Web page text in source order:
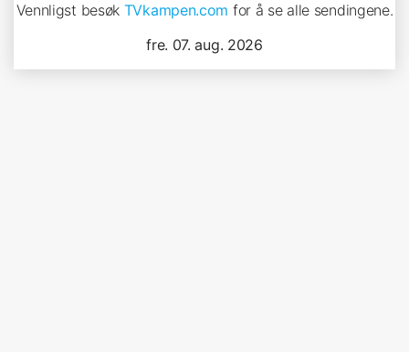
Vennligst besøk TVkampen.com for å se alle sendingene.
fre. 07. aug. 2026